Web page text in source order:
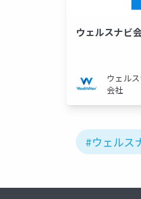
ウェルスナビ
ウェル
会社
#ウェルス